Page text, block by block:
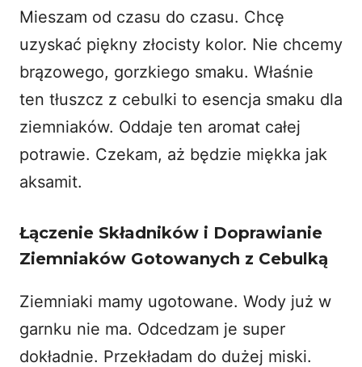
Mieszam od czasu do czasu. Chcę
uzyskać piękny złocisty kolor. Nie chcemy
brązowego, gorzkiego smaku. Właśnie
ten tłuszcz z cebulki to esencja smaku dla
ziemniaków. Oddaje ten aromat całej
potrawie. Czekam, aż będzie miękka jak
aksamit.
Łączenie Składników i Doprawianie
Ziemniaków Gotowanych z Cebulką
Ziemniaki mamy ugotowane. Wody już w
garnku nie ma. Odcedzam je super
dokładnie. Przekładam do dużej miski.